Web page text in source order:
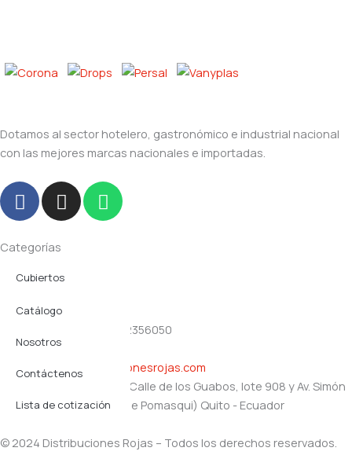
Dotamos al sector hotelero, gastronómico e industrial nacional
con las mejores marcas nacionales e importadas.
F
a
c
e
b
o
o
I
n
s
t
a
g
r
m
W
h
a
Categorías
Cubiertos
Productos plásticos
Servicio Mesa
Utensilios
Vajilla
Navegación
Catálogo
Nosotros
Contáctenos
Lista de cotización
Contacto
(02) 2356357 - (02) 2356050
0991357168
gerencia@distribucionesrojas.com
Oficinas y bodegas: Calle de los Guabos, lote 908 y Av. Simón
Bolívar (Santa Rosa de Pomasqui) Quito - Ecuador
© 2024 Distribuciones Rojas – Todos los derechos reservados.